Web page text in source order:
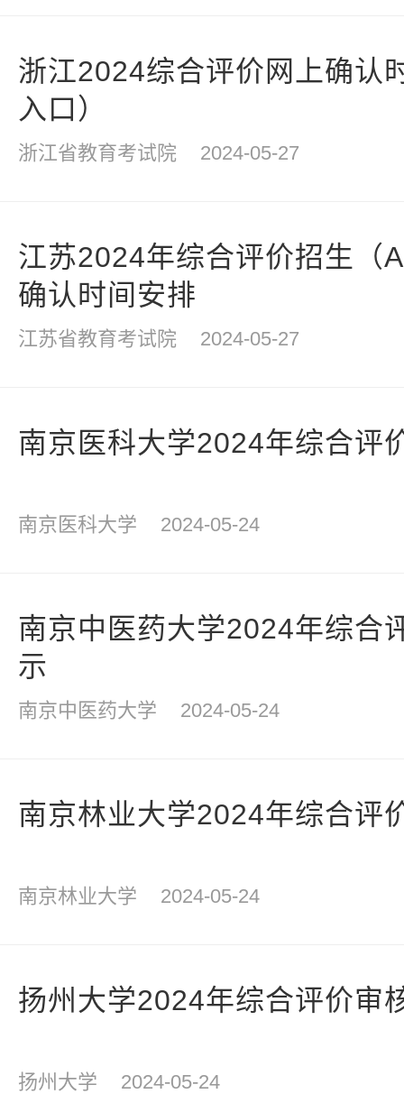
浙江2024综合评价网上确认
入口）
浙江省教育考试院 2024-05-27
江苏2024年综合评价招生（
确认时间安排
江苏省教育考试院 2024-05-27
南京医科大学2024年综合评
南京医科大学 2024-05-24
南京中医药大学2024年综合
示
南京中医药大学 2024-05-24
南京林业大学2024年综合评
南京林业大学 2024-05-24
扬州大学2024年综合评价审
扬州大学 2024-05-24